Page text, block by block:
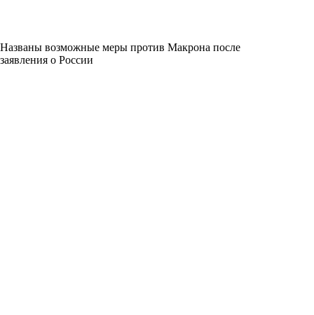
Названы возможные меры против Макрона после
заявления о России